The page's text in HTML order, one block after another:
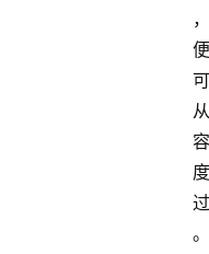
，
便
可
从
容
度
过
。